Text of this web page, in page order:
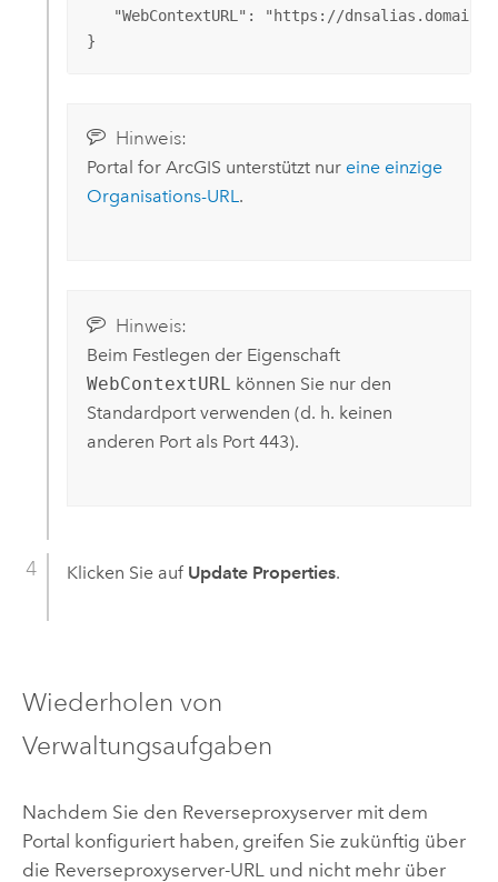
"WebContextURL": "https://
}
Hinweis:
Portal for ArcGIS unterstützt nur eine einzige
Organisations-URL.
Hinweis:
Beim Festlegen der Eigenschaft
WebContextURL können Sie nur den
Standardport verwenden (d. h. keinen
anderen Port als Port 443).
Klicken Sie auf Update Properties.
Wiederholen von
Verwaltungsaufgaben
Nachdem Sie den Reverseproxyserver mit dem
Portal konfiguriert haben, greifen Sie zukünftig über
die Reverseproxyserver-URL und nicht mehr über